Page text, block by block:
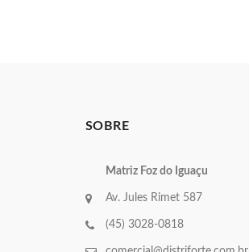
SOBRE
Matriz Foz do Iguaçu
Av. Jules Rimet 587
(45) 3028-0818